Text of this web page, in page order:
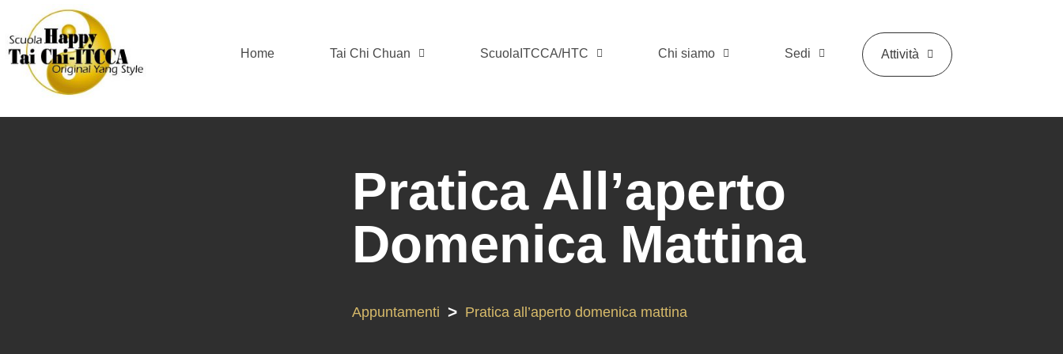
Home Tai Chi Chuan ScuolaITCCA/HTC Chi siamo Sedi Attività
Pratica All’aperto
Domenica Mattina
Appuntamenti > Pratica all’aperto domenica mattina